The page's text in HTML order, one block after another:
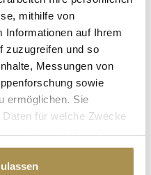
mithilfe von
Informationen auf Ihrem
zuzugreifen und so
Messungen von
sowie
ermöglichen. Sie
für welche Zwecke
auf das Privacy